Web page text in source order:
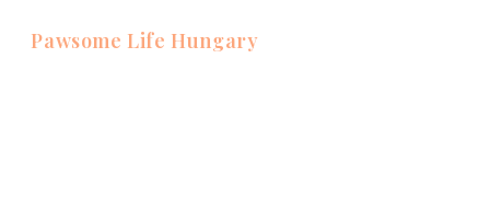
Pawsome Life Hungary